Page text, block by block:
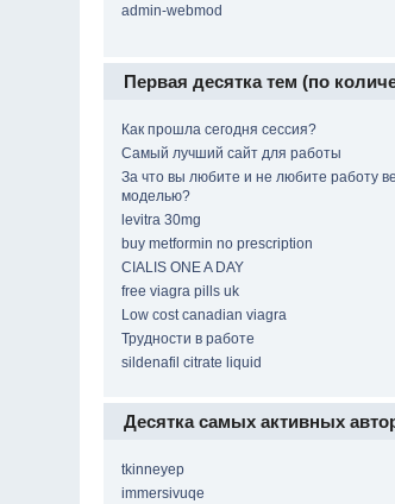
admin-webmod
Первая десятка тем (по
Как прошла сегодня сессия?
Самый лучший сайт для работы
За что вы любите и не любите работу
моделью?
levitra 30mg
buy metformin no prescription
CIALIS ONE A DAY
free viagra pills uk
Low cost canadian viagra
Трудности в работе
sildenafil citrate liquid
Десятка самых активных
tkinneyep
immersivuqe